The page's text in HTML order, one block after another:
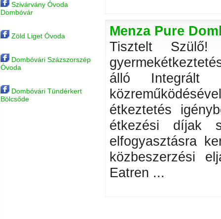
Szivárvány Óvoda
Dombóvár
Zöld Liget Óvoda
Dombóvári Százszorszép
Óvoda
Dombóvári Tündérkert
Bölcsőde
Menza Pure
Tisztelt Szülő!
álló Integrált
étkeztetés
étkezési díjak
elfogyasztásra
közbeszerzési
Eatren ...